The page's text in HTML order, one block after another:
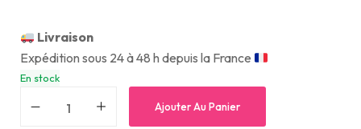
Livraison
Expédition sous 24 à 48 h depuis la France
En stock
Ajouter Au Panier